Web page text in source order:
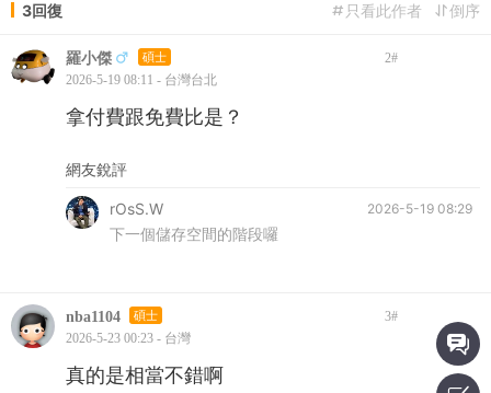
3回復 倒序
只看此作者
羅小傑 碩士 2#
2026-5-19 08:11 - 台灣台北
拿付費跟免費比是？
網友銳評
2026-5-19 08:29
rOsS.W
下一個儲存空間的階段囉
nba1104 碩士 3#
2026-5-23 00:23 - 台灣
真的是相當不錯啊